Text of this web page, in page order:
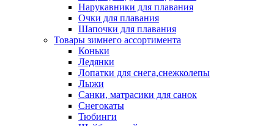
Нарукавники для плавания
Очки для плавания
Шапочки для плавания
Товары зимнего ассортимента
Коньки
Ледянки
Лопатки для снега,снежколепы
Лыжи
Санки, матрасики для санок
Снегокаты
Тюбинги